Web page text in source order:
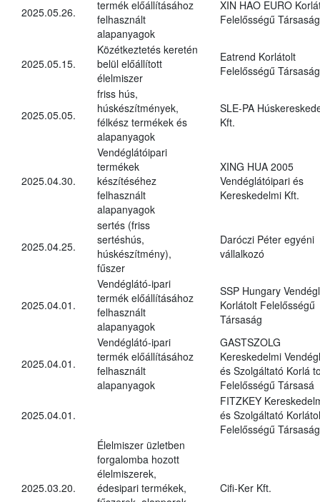
2025.05.26.
termék előállításához
felhasznált
alapanyagok
XIN HAO EURO
Felelősségű Társaság
2025.05.15.
Közétkeztetés keretén
belül előállított
élelmiszer
Eatrend Korlátolt
Felelősségű Társaság
2025.05.05.
friss hús,
húskészítmények,
félkész termékek és
alapanyagok
SLE-PA
Kft.
2025.04.30.
Vendéglátóipari
termékek
készítéséhez
felhasznált
alapanyagok
XING HUA 2005
Vendéglátóipari és
Kereskedelmi Kft.
2025.04.25.
sertés (friss
sertéshús,
húskészítmény),
fűszer
Daróczi Péter egyéni
vállalkozó
2025.04.01.
Vendéglátó-ipari
termék előállításához
felhasznált
alapanyagok
SSP Hungary
Korlátolt Felelősségű
Társaság
2025.04.01.
Vendéglátó-ipari
termék előállításához
felhasznált
alapanyagok
GASTSZOLG
Kereskedelmi
és Szolgáltató Korlá
Felelősségű Társasá
2025.04.01.
FITZKEY
és Szolgáltató
Felelősségű Társaság
2025.03.20.
Élelmiszer üzletben
forgalomba hozott
élelmiszerek,
édesipari termékek,
Cifi-Ker Kft.